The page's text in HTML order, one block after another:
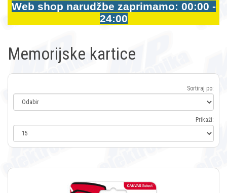
Web shop narudžbe zaprimamo: 00:00 -
24:00
Memorijske kartice
Sortiraj po:
Prikaži: